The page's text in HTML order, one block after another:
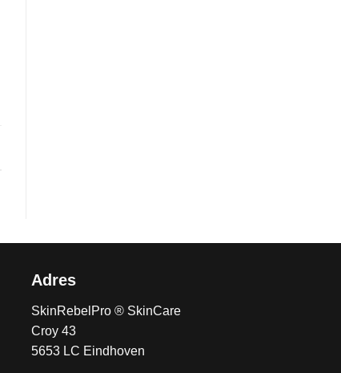
Adres
SkinRebelPro ® SkinCare
Croy 43
5653 LC Eindhoven